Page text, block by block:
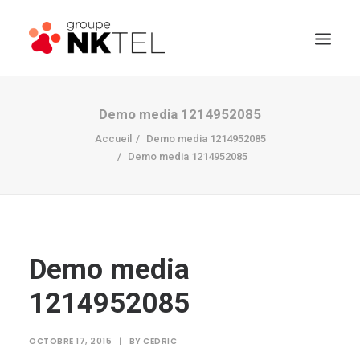
Demo media 1214952085
Accueil
Demo media 1214952085
Demo media 1214952085
Demo media
1214952085
OCTOBRE 17, 2015 | BY CEDRIC